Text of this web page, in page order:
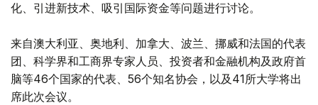
化、引进新技术、吸引国际资金等问题进行讨论。
来自澳大利亚、奥地利、加拿大、波兰、挪威和法国的代表
团、科学界和工商界专家人员、投资者和金融机构及政府首
脑等46个国家的代表、56个知名协会，以及41所大学将出
席此次会议。